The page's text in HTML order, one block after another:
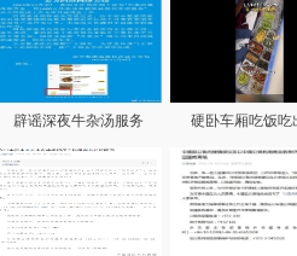
辟谣深夜牛杂汤服务 硬卧车厢吃饭吃